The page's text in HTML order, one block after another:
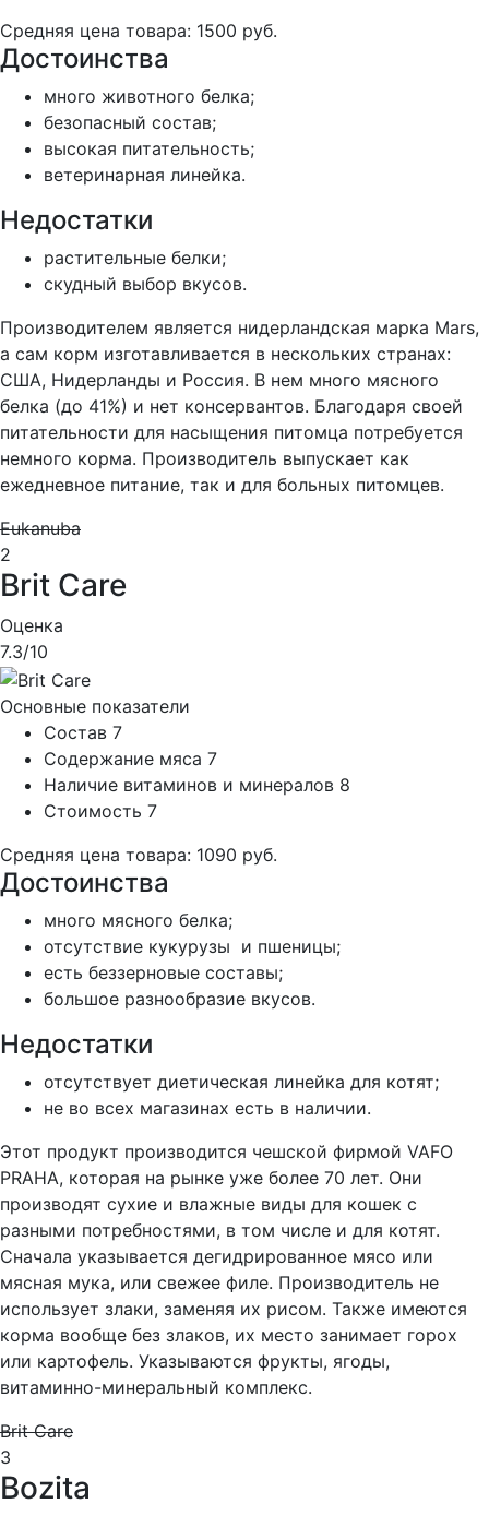
Средняя цена товара: 1500 руб.
Достоинства
много животного белка;
безопасный состав;
высокая питательность;
ветеринарная линейка.
Недостатки
растительные белки;
скудный выбор вкусов.
Производителем является нидерландская марка Mars,
а сам корм изготавливается в нескольких странах:
США, Нидерланды и Россия. В нем много мясного
белка (до 41%) и нет консервантов. Благодаря своей
питательности для насыщения питомца потребуется
немного корма. Производитель выпускает как
ежедневное питание, так и для больных питомцев.
Eukanuba
2
Brit Care
Оценка
7.3/10
Основные показатели
Состав 7
Содержание мяса 7
Наличие витаминов и минералов 8
Стоимость 7
Средняя цена товара: 1090 руб.
Достоинства
много мясного белка;
отсутствие кукурузы и пшеницы;
есть беззерновые составы;
большое разнообразие вкусов.
Недостатки
отсутствует диетическая линейка для котят;
не во всех магазинах есть в наличии.
Этот продукт производится чешской фирмой VAFO
PRAHA, которая на рынке уже более 70 лет. Они
производят сухие и влажные виды для кошек с
разными потребностями, в том числе и для котят.
Сначала указывается дегидрированное мясо или
мясная мука, или свежее филе. Производитель не
использует злаки, заменяя их рисом. Также имеются
корма вообще без злаков, их место занимает горох
или картофель. Указываются фрукты, ягоды,
витаминно-минеральный комплекс.
Brit Care
3
Bozita